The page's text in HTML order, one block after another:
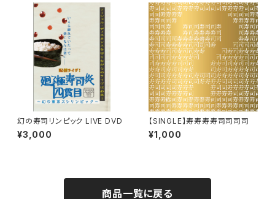
幻の寿司リンピック LIVE DVD
¥3,000
【SINGLE】寿寿寿寿司司司司
¥1,000
商品一覧に戻る